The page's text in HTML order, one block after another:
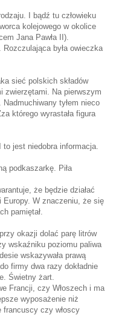
I bądź tu człowieku
kolejowego w okolice
Jana Pawła II).
była owieczka
sieć polskich składów
zwierzętami. Na pierwszym
tyłem nieco
którego wyrastała figura
jest niedobra informacja.
podkaszarkę. Piła
że będzie działać
Europy. W znaczeniu, że się
pamiętał.
okazji dolać parę litrów
wskaźniku poziomu paliwa
wskazywała prawą
firmy dwa razy dokładnie
Świetny żart.
Francji, czy Włoszech i ma
wyposażenie niż
francuscy czy włoscy